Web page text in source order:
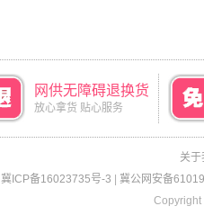
网供无障碍退换货
放心拿货 贴心服务
关于
冀ICP备16023735号-3
冀公网安备